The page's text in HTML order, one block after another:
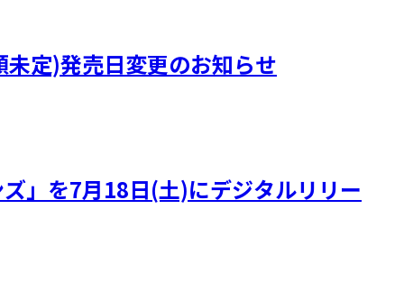
定)発売日変更のお知らせ
」を7月18日(土)にデジタルリリー